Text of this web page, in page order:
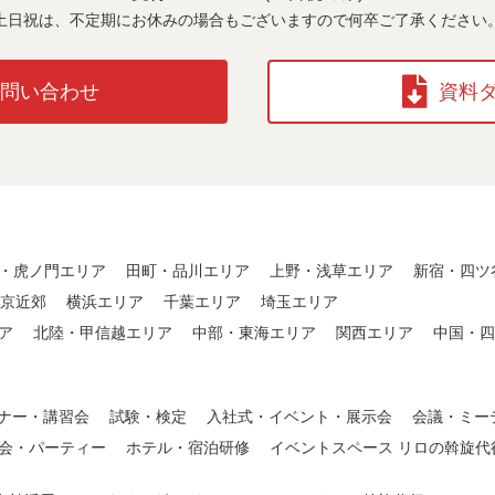
日祝は、不定期にお休みの場合も ございますので何卒ご了承ください
い合わせ 資料
虎ノ門エリア 田町・品川エリア 上野・浅草エリア
新宿・四
近郊
横浜エリア 千葉エリア
埼玉エリア
北陸・甲信越エリア 中部・東海エリア 関西エリア 中国・
ー・講習会 試験・検定 入社式・イベント・展示会
会議・ミー
・パーティー
ホテル・宿泊研修 イベントスペース リロの斡旋代